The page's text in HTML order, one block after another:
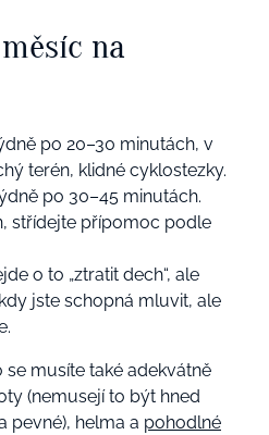
na
po 20–30 minutách, v
terén, klidné cyklostezky.
po 30–45 minutách.
střídejte přípomoc podle
o to „ztratit dech“, ale
jste schopná mluvit, ale
se musíte také adekvátně
(nemusejí to být hned
pevné), helma a pohodlné